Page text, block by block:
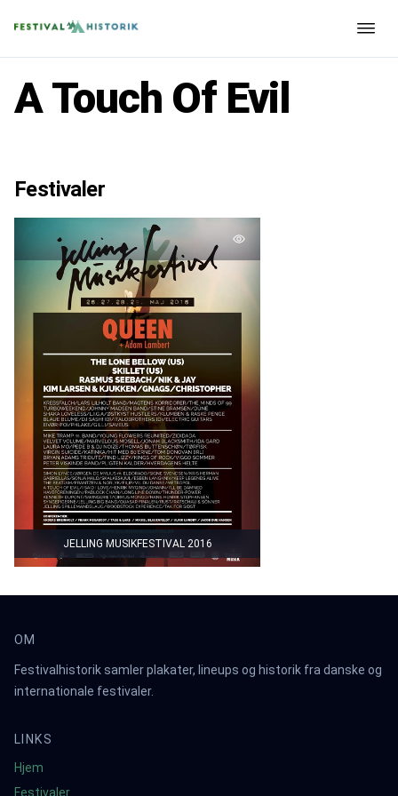
A Touch Of Evil
Festivaler
JELLING MUSIKFESTIVAL 2016
OM
Festivalhistorik samler plakater, lineups og historik fra danske og
internationale festivaler.
LINKS
Hjem
Festivaler